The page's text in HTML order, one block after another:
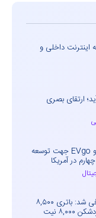
اینترنت داخلی و
به سوییچ ۲ می‌آید؛ ارتقای بصری
همکاری استراتژیک تسلا و EVgo جهت توسعه
در آمریکا
هواوی nova 16 SE معرفی شد: باتری ۸,۵۰۰
نیت